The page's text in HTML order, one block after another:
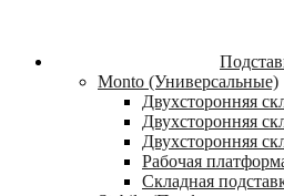
Monto (Универсальные)
Двухсторонняя
Двухсторонняя
Двухсторонняя
Рабочая
Складная